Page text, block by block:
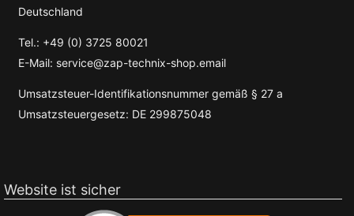
Deutschland
Tel.: +49 (0) 3725 80021
E-Mail: service@zap-technix-shop.email
Umsatzsteuer-Identifikationsnummer gemäß § 27 a
Umsatzsteuergesetz: DE 299875048
Website ist sicher